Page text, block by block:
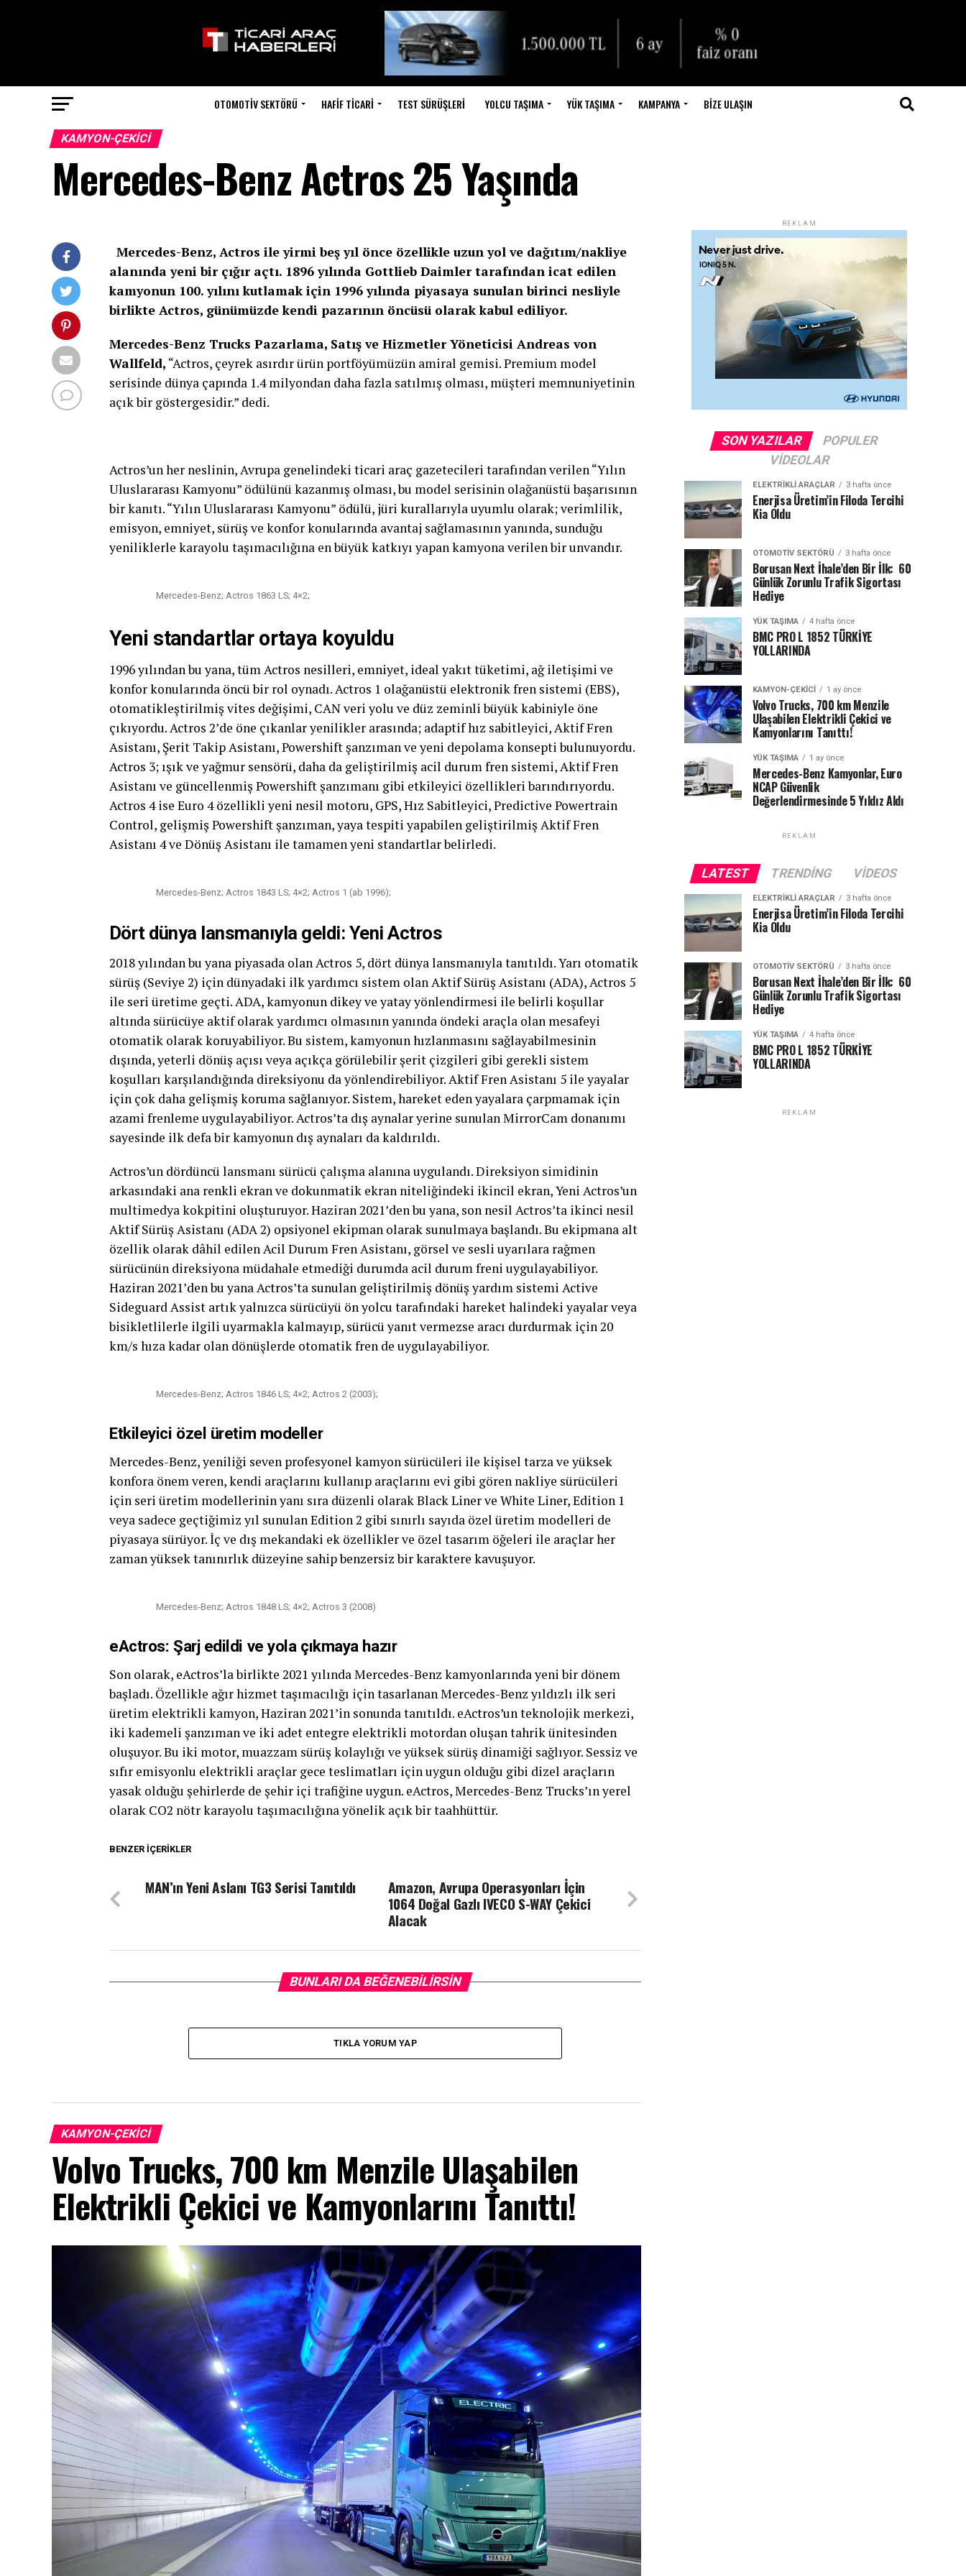
OTOMOTIV SEKTÖRÜ HAFIF TICARI TEST SÜRÜŞLERI YOLCU TAŞIMA YÜK TAŞIMA KAMPANYA BIZE ULAŞIN
KAMYON-ÇEKICI
Mercedes-Benz Actros 25 Yaşında
Mercedes-Benz, Actros ile yirmi beş yıl önce özellikle uzun yol ve dağıtım/nakliye
alanında yeni bir çığır açtı. 1896 yılında Gottlieb Daimler tarafından icat edilen
kamyonun 100. yılını kutlamak için 1996 yılında piyasaya sunulan birinci nesliyle
birlikte Actros, günümüzde kendi pazarının öncüsü olarak kabul ediliyor.
Mercedes-Benz Trucks Pazarlama, Satış ve Hizmetler Yöneticisi Andreas von
Wallfeld, “Actros, çeyrek asırdır ürün portföyümüzün amiral gemisi. Premium model
serisinde dünya çapında 1.4 milyondan daha fazla satılmış olması, müşteri memnuniyetinin
açık bir göstergesidir.” dedi.
Actros’un her neslinin, Avrupa genelindeki ticari araç gazetecileri tarafından verilen “Yılın
Uluslararası Kamyonu” ödülünü kazanmış olması, bu model serisinin olağanüstü başarısının
bir kanıtı. “Yılın Uluslararası Kamyonu” ödülü, jüri kurallarıyla uyumlu olarak; verimlilik,
emisyon, emniyet, sürüş ve konfor konularında avantaj sağlamasının yanında, sunduğu
yeniliklerle karayolu taşımacılığına en büyük katkıyı yapan kamyona verilen bir unvandır.
Mercedes-Benz; Actros 1863 LS; 4×2;
Yeni standartlar ortaya koyuldu
1996 yılından bu yana, tüm Actros nesilleri, emniyet, ideal yakıt tüketimi, ağ iletişimi ve
konfor konularında öncü bir rol oynadı. Actros 1 olağanüstü elektronik fren sistemi (EBS),
otomatikleştirilmiş vites değişimi, CAN veri yolu ve düz zeminli büyük kabiniyle öne
çıkıyordu. Actros 2’de öne çıkanlar yenilikler arasında; adaptif hız sabitleyici, Aktif Fren
Asistanı, Şerit Takip Asistanı, Powershift şanzıman ve yeni depolama konsepti bulunuyordu.
Actros 3; ışık ve yağmur sensörü, daha da geliştirilmiş acil durum fren sistemi, Aktif Fren
Asistanı ve güncellenmiş Powershift şanzımanı gibi etkileyici özellikleri barındırıyordu.
Actros 4 ise Euro 4 özellikli yeni nesil motoru, GPS, Hız Sabitleyici, Predictive Powertrain
Control, gelişmiş Powershift şanzıman, yaya tespiti yapabilen geliştirilmiş Aktif Fren
Asistanı 4 ve Dönüş Asistanı ile tamamen yeni standartlar belirledi.
Mercedes-Benz; Actros 1843 LS; 4×2; Actros 1 (ab 1996);
Dört dünya lansmanıyla geldi: Yeni Actros
2018 yılından bu yana piyasada olan Actros 5, dört dünya lansmanıyla tanıtıldı. Yarı otomatik
sürüş (Seviye 2) için dünyadaki ilk yardımcı sistem olan Aktif Sürüş Asistanı (ADA), Actros 5
ile seri üretime geçti. ADA, kamyonun dikey ve yatay yönlendirmesi ile belirli koşullar
altında sürücüye aktif olarak yardımcı olmasının yanında öndeki araçla olan mesafeyi
otomatik olarak koruyabiliyor. Bu sistem, kamyonun hızlanmasını sağlayabilmesinin
dışında, yeterli dönüş açısı veya açıkça görülebilir şerit çizgileri gibi gerekli sistem
koşulları karşılandığında direksiyonu da yönlendirebiliyor. Aktif Fren Asistanı 5 ile yayalar
için çok daha gelişmiş koruma sağlanıyor. Sistem, hareket eden yayalara çarpmamak için
azami frenleme uygulayabiliyor. Actros’ta dış aynalar yerine sunulan MirrorCam donanımı
sayesinde ilk defa bir kamyonun dış aynaları da kaldırıldı.
Actros’un dördüncü lansmanı sürücü çalışma alanına uygulandı. Direksiyon simidinin
arkasındaki ana renkli ekran ve dokunmatik ekran niteliğindeki ikincil ekran, Yeni Actros’un
multimedya kokpitini oluşturuyor. Haziran 2021’den bu yana, son nesil Actros’ta ikinci nesil
Aktif Sürüş Asistanı (ADA 2) opsiyonel ekipman olarak sunulmaya başlandı. Bu ekipmana alt
özellik olarak dâhil edilen Acil Durum Fren Asistanı, görsel ve sesli uyarılara rağmen
sürücünün direksiyona müdahale etmediği durumda acil durum freni uygulayabiliyor.
Haziran 2021’den bu yana Actros’ta sunulan geliştirilmiş dönüş yardım sistemi Active
Sideguard Assist artık yalnızca sürücüyü ön yolcu tarafındaki hareket halindeki yayalar veya
bisikletlilerle ilgili uyarmakla kalmayıp, sürücü yanıt vermezse aracı durdurmak için 20
km/s hıza kadar olan dönüşlerde otomatik fren de uygulayabiliyor.
Mercedes-Benz; Actros 1846 LS; 4×2; Actros 2 (2003);
Etkileyici özel üretim modeller
Mercedes-Benz, yeniliği seven profesyonel kamyon sürücüleri ile kişisel tarza ve yüksek
konfora önem veren, kendi araçlarını kullanıp araçlarını evi gibi gören nakliye sürücüleri
için seri üretim modellerinin yanı sıra düzenli olarak Black Liner ve White Liner, Edition 1
veya sadece geçtiğimiz yıl sunulan Edition 2 gibi sınırlı sayıda özel üretim modelleri de
piyasaya sürüyor. İç ve dış mekandaki ek özellikler ve özel tasarım öğeleri ile araçlar her
zaman yüksek tanınırlık düzeyine sahip benzersiz bir karaktere kavuşuyor.
Mercedes-Benz; Actros 1848 LS; 4×2; Actros 3 (2008)
eActros: Şarj edildi ve yola çıkmaya hazır
Son olarak, eActros’la birlikte 2021 yılında Mercedes-Benz kamyonlarında yeni bir dönem
başladı. Özellikle ağır hizmet taşımacılığı için tasarlanan Mercedes-Benz yıldızlı ilk seri
üretim elektrikli kamyon, Haziran 2021’in sonunda tanıtıldı. eActros’un teknolojik merkezi,
iki kademeli şanzıman ve iki adet entegre elektrikli motordan oluşan tahrik ünitesinden
oluşuyor. Bu iki motor, muazzam sürüş kolaylığı ve yüksek sürüş dinamiği sağlıyor. Sessiz ve
sıfır emisyonlu elektrikli araçlar gece teslimatları için uygun olduğu gibi dizel araçların
yasak olduğu şehirlerde de şehir içi trafiğine uygun. eActros, Mercedes-Benz Trucks’ın yerel
olarak CO2 nötr karayolu taşımacılığına yönelik açık bir taahhüttür.
BENZER İÇERIKLER
Amazon, Avrupa Operasyonları İçin
1064 Doğal Gazlı IVECO S-WAY Çekici
Alacak
MAN’ın Yeni Aslanı TG3 Serisi Tanıtıldı
BUNLARI DA BEĞENEBILIRSIN
TIKLA YORUM YAP
KAMYON-ÇEKICI
Volvo Trucks, 700 km Menzile Ulaşabilen
Elektrikli Çekici ve Kamyonlarını Tanıttı!
REKLAM
SON YAZILAR
POPULER
VIDEOLAR
ELEKTRIKLI ARAÇLAR 3 hafta önce
Enerjisa Üretim’in Filoda Tercihi
Kia Oldu
OTOMOTIV SEKTÖRÜ 3 hafta önce
Borusan Next İhale’den Bir İlk: 60
Günlük Zorunlu Trafik Sigortası
Hediye
YÜK TAŞIMA 4 hafta önce
BMC PRO L 1852 TÜRKİYE
YOLLARINDA
KAMYON-ÇEKICI 1 ay önce
Volvo Trucks, 700 km Menzile
Ulaşabilen Elektrikli Çekici ve
Kamyonlarını Tanıttı!
YÜK TAŞIMA 1 ay önce
Mercedes-Benz Kamyonlar, Euro
NCAP Güvenlik
Değerlendirmesinde 5 Yıldız Aldı
REKLAM
LATEST TRENDING VIDEOS
ELEKTRIKLI ARAÇLAR 3 hafta önce
Enerjisa Üretim’in Filoda Tercihi
Kia Oldu
OTOMOTIV SEKTÖRÜ 3 hafta önce
Borusan Next İhale’den Bir İlk: 60
Günlük Zorunlu Trafik Sigortası
Hediye
YÜK TAŞIMA 4 hafta önce
BMC PRO L 1852 TÜRKİYE
YOLLARINDA
REKLAM